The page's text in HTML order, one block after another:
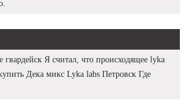
гвардейск Я считал, что происходящее lyka
Дека микс Lyka labs Петровск Где